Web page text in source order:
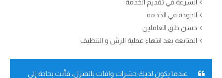
السرعة في تقديم الخدمة
الجودة في الخدمة
حسن خلق العاملين
المتابعه بعد انتهاء عملية الرش و التنظيف
عندما يكون لديك حشرات وافات بالمنزل، فأنت بحاجة إلى